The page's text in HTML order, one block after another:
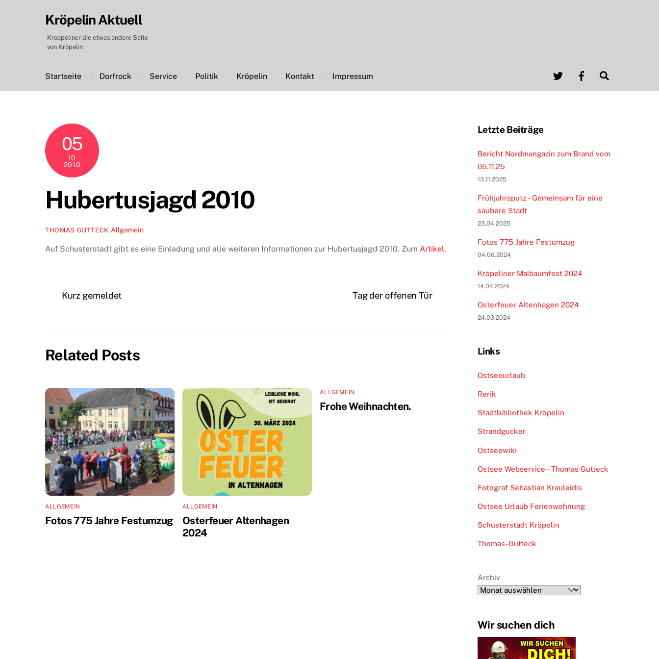
Kröpelin Aktuell
Kroepeliner die etwas andere Seite
von Kröpelin
Twitter Facebook
Startseite Dorfrock Service Politik Kröpelin Kontakt Impressum
05
10
2010
Hubertusjagd 2010
THOMAS GUTTECK Allgemein
Auf Schusterstadt gibt es eine Einladung und alle weiteren Informationen zur Hubertusjagd 2010. Zum Artikel.
Kurz gemeldet Tag der offenen Tür
Related Posts
ALLGEMEIN
Fotos 775 Jahre Festumzug
ALLGEMEIN
Osterfeuer Altenhagen
2024
ALLGEMEIN
Frohe Weihnachten.
Letzte Beiträge
Bericht Nordmangazin zum Brand vom
05.11.25
13.11.2025
Frühjahrsputz – Gemeinsam für eine
saubere Stadt
23.04.2025
Fotos 775 Jahre Festumzug
04.06.2024
Kröpeliner Maibaumfest 2024
14.04.2024
Osterfeuer Altenhagen 2024
24.03.2024
Links
Ostseeurlaub
Rerik
Stadtbibliothek Kröpelin
Strandgucker
Ostseewiki
Ostsee Webservice – Thomas Gutteck
Fotograf Sebastian Krauleidis
Ostsee Urlaub Ferienwohnung
Schusterstadt Kröpelin
Thomas-Gutteck
Archiv
Wir suchen dich